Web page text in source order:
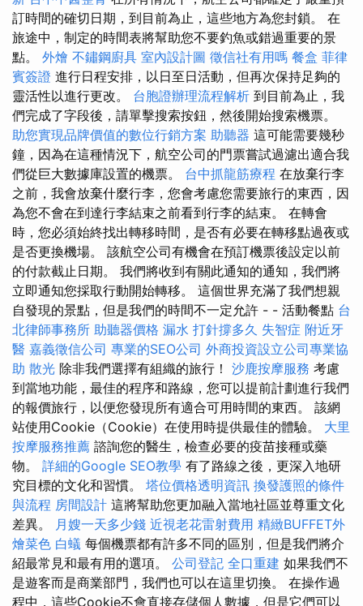
訂時間的確切日期，到目前為止，這些地方為您封鎖。 在
旅途中，制定的時間表將幫助您不要釣魚或錯過重要的景
點。 外燴 不鏽鋼廚具 室內設計圖 徵信社有用嗎 餐盒 菲律
賓簽證 進行日程安排，以日至日活動，但再次保持足夠的
靈活性以進行更改。 台胞證辦理流程解析 到目前為止，我
們完成了字段後，請單擊搜索按鈕，然後開始搜索機票。
助您實現品牌價值的數位行銷方案 助聽器 這可能需要幾秒
鐘，因為在這種情況下，航空公司的門票嘗試過濾出適合我
們從巨大數據庫設置的機票。 台中抓龍筋療程 在放棄行李
之前，我會放棄什麼行李，您會考慮您需要旅行的東西，因
為您不會在到達行李結束之前看到行李的結束。 在轉會
時，您必須始終找出轉移時間，是否有必要在轉移點過夜或
是否更換機場。 該航空公司有機會在預訂機票後設定以前
的付款截止日期。 我們將收到有關此通知的通知，我們將
立即通知您採取行動開始轉移。 這個世界充滿了我們想親
自發現的景點，但是我們的時間不一定允許 - - 活動餐點 台
北律師事務所 助聽器價格 漏水 打針撐多久 失智症 附近牙
醫 嘉義徵信公司 專業的SEO公司 外商投資設立公司專業協
助 散光 除非我們選擇有組織的旅行！ 沙鹿按摩服務 考慮
到當地功能，最佳的程序和路線，您可以提前計劃進行我們
的報價旅行，以便您發現所有適合可用時間的東西。 該網
站使用Cookie（Cookie）在使用時提供最佳的體驗。 大里
按摩服務推薦 諮詢您的醫生，檢查必要的疫苗接種或藥
物。 詳細的Google SEO教學 有了路線之後，更深入地研
究目標的文化和習慣。 塔位價格透明資訊 換發護照的條件
與流程 房間設計 這將幫助您更加融入當地社區並尊重文化
差異。
月嫂一天多少錢 近視老花雷射費用 精緻BUFFET外
燴菜色 白蟻 每個機票都有許多不同的區別，但是我們將介
紹最常見和最有用的選項。 公司登記 全口重建 如果我們不
是遊客而是商業部門，我們也可以在這里切換。 在操作過
程中，這些Cookie不會直接存儲個人數據，但是它們可以